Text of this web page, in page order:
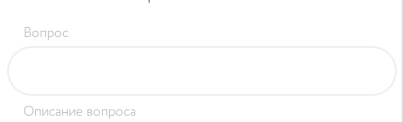
Вопрос
Описание вопроса